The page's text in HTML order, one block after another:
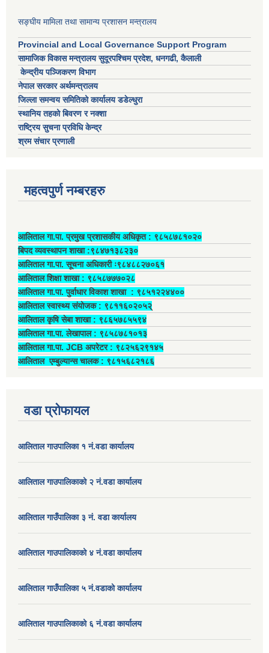
सङ्घीय मामिला तथा सामान्य प्रशासन मन्त्रालय
Provincial and Local Governance Support Program
सामाजिक विकास मन्त्रालय सुदूरपश्चिम प्रदेश, धनगढी, कैलाली
केन्द्रीय पञ्जिकरण विभाग
नेपाल सरकार अर्थमन्त्रालय
जिल्ला समन्वय समितिको कार्यालय डडेल्धुरा
स्थानिय तहको बिवरण र नक्शा
राष्ट्रिय सुचना प्रविधि केन्द्र
श्रम संचार प्रणाली
महत्वपुर्ण नम्बरहरु
आलिताल गा.पा. प्रमुख प्रशासकीय अधिकृत ‍: ९८५८७८१०२०
बिपद व्यवस्थापन शाखा :९८४७१३८२३०
आलिताल गा.पा. सूचना अधिकारी ः९८४८८२७०६१
आलिताल शिक्षा शाखा : ९८५८७७७०२८
आलिताल गा.पा. पुर्वाधार विकाश शाखा ‍: ९८५१२२४४००
आलिताल स्वास्थ्य संयोजक ‍: ९८११६०२०५२्
आलिताल कृषि सेबा शाखा : ९८६५७८५५९४
आलिताल गा.पा. लेखापाल ‍: ९८५८७८१०१३
आलिताल गा.पा. JCB अपरेटर ‍: ९८२५६२९१४५
आलिताल एम्बुल्यान्स चालक ‍: ९८१५६८२१८६
वडा प्रोफायल
आलिताल गाउपालिका १ नं.वडा कार्यालय
आलिताल गाउपालिकाको २ नं.वडा कार्यालय
आलिताल गाउँपालिका ३ नं. वडा कार्यालय
आलिताल गाउपालिकाको ४ नं.वडा कार्यालय
आलिताल गाउँपालिका ५ नं.वडाको कार्यालय
आलिताल गाउपालिकाको ६ नं.वडा कार्यालय